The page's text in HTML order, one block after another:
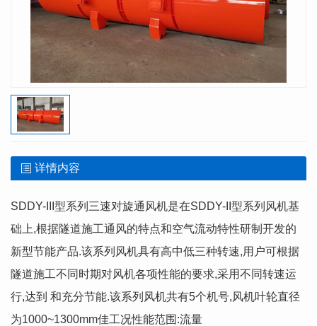
详情内容
SDDY-III型系列三速对旋通风机是在SDDY-II型系列风机基
础上,根据隧道施工通风的特点和空气流动特性研制开发的
新型节能产品.该系列风机具有高中低三种转速,用户可根据
隧道施工不同时期对风机各项性能的要求,采用不同转速运
行,达到 和充分节能.该系列风机共有5个机号,风机叶轮直径
为1000~1300mm佳工况性能范围:流量